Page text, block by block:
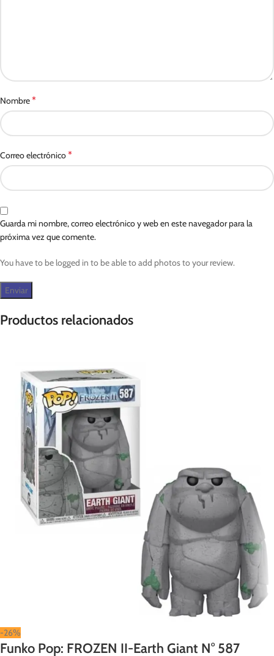
Nombre*
Correo electrónico*
Guarda mi nombre, correo electrónico y web en este navegador para la
próxima vez que comente.
You have to be logged in to be able to add photos to your review.
Productos relacionados
-26%
Funko Pop: FROZEN II-Earth Giant N° 587